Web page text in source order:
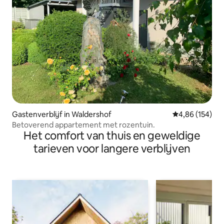
Gastenverblijf in Waldershof Gemiddelde
4,86 (154)
Betoverend appartement met rozentuin.
Het comfort van thuis en geweldige
tarieven voor langere verblijven